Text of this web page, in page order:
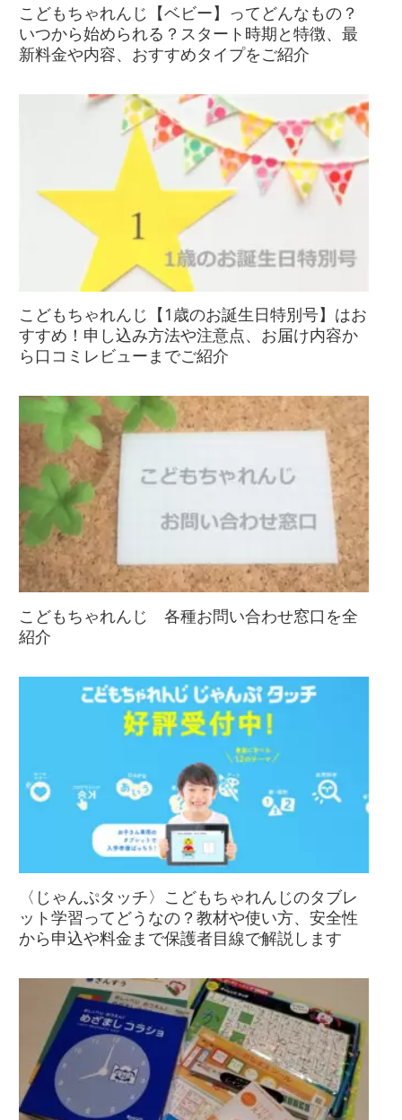
こどもちゃれんじ【ベビー】ってどんなもの？
いつから始められる？スタート時期と特徴、最
新料金や内容、おすすめタイプをご紹介
こどもちゃれんじ【1歳のお誕生日特別号】はお
すすめ！申し込み方法や注意点、お届け内容か
ら口コミレビューまでご紹介
こどもちゃれんじ 各種お問い合わせ窓口を全
紹介
〈じゃんぷタッチ〉こどもちゃれんじのタブレ
ット学習ってどうなの？教材や使い方、安全性
から申込や料金まで保護者目線で解説します